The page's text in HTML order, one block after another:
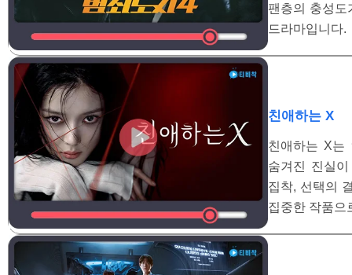
팬층의 충성도
드라마입니다.
친애하는 X
친애하는 X는
숨겨진 진실
집착, 선택의
집중한 작품으